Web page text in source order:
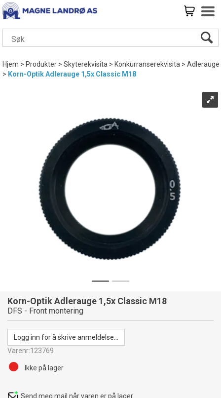
Hjem>Produkter>Skyterekvisita>Konkurranserekvisita>Adlerauge
> Korn-Optik Adlerauge 1,5x Classic M18
Korn-Optik Adlerauge 1,5x Classic M18
DFS - Front montering
Logg inn for å skrive anmeldelse...
Varenr:123769
Ikke på lager
Send meg mail når varen er på lager